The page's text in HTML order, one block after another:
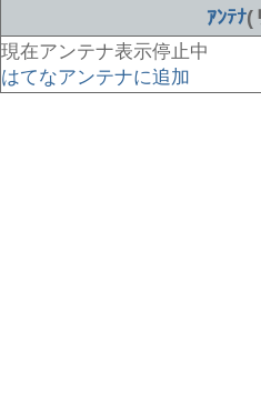
ｱﾝﾃﾅ(
現在アンテナ表示停止中
はてなアンテナに追加